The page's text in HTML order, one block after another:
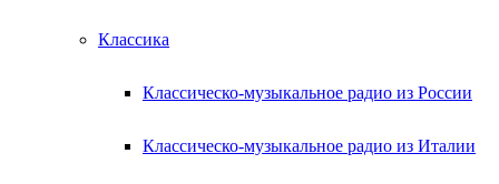
Классика
Классическо-музыкальное радио из России
Классическо-музыкальное радио из Италии